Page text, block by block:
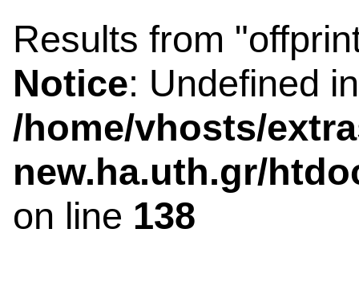
Results from
Notice: Undefined
/home/vhosts/
new.ha.uth.gr/
on line 138